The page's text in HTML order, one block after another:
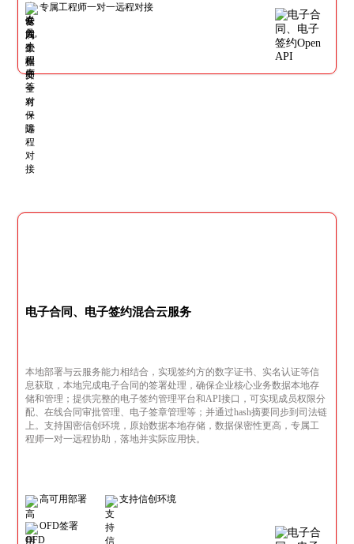
专属工程师一对一远程对接
电子合同、电子签约混合云服务
本地部署与云服务能力相结合，实现签约方的数字证书、实名认证等信
息获取，本地完成电子合同的签署处理，确保企业核心业务数据本地存
储和管理；提供完整的电子签约管理平台和API接口，可实现成员权限分
配、在线合同审批管理、电子签章管理等；并通过hash摘要同步到司法链
上。支持国密信创环境，原始数据本地存储，数据保密性更高，专属工
程师一对一远程协助，落地并实际应用快。
高可用部署 支持信创环境
OFD签署